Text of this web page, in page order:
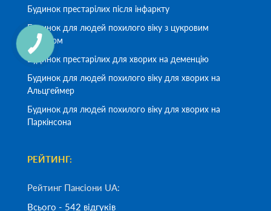
Будинок престарілих після інфаркту
Будинок для людей похилого віку з цукровим
діабетом
Будинок престарілих для хворих на деменцію
Будинок для людей похилого віку для хворих на
Альцгеймер
Будинок для людей похилого віку для хворих на
Паркінсона
РЕЙТИНГ:
Рейтинг Пансіони UA:
Всього - 542 відгуків